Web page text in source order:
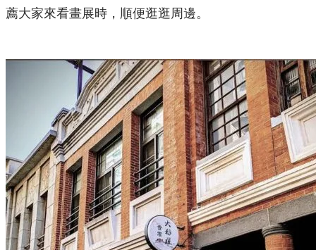
薦大家來看畫展時，順便逛逛周邊。